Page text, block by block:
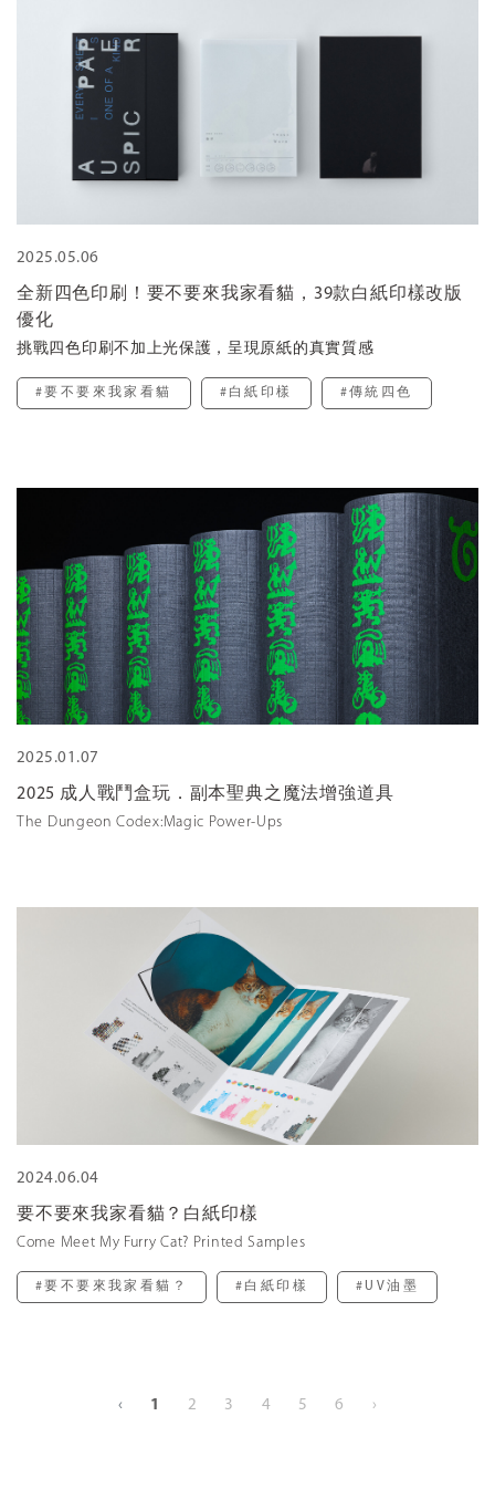
2025.05.06
全新四色印刷！要不要來我家看貓，39款白紙印樣改版
優化
挑戰四色印刷不加上光保護，呈現原紙的真實質感
#要不要來我家看貓 #白紙印樣 #傳統四色
2025.01.07
2025 成人戰鬥盒玩．副本聖典之魔法增強道具
The Dungeon Codex:Magic Power-Ups
2024.06.04
要不要來我家看貓？白紙印樣
Come Meet My Furry Cat? Printed Samples
#要不要來我家看貓？ #白紙印樣 #UV油墨
‹ 1 2 3 4 5 6 ›